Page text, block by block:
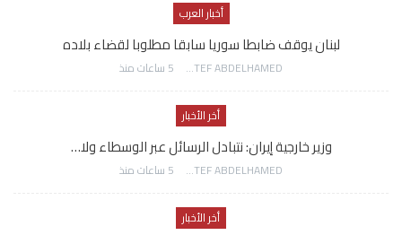
أخبار العرب
لبنان يوقف ضابطا سوريا سابقا مطلوبا لقضاء بلاده
AWATEF ABDELHAMED 5 ساعات منذ
أخر الأخبار
وزير خارجية إيران: نتبادل الرسائل عبر الوسطاء ولا…
AWATEF ABDELHAMED 5 ساعات منذ
أخر الأخبار